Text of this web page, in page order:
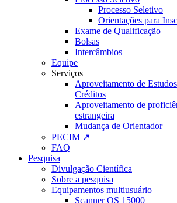
Processo Seletivo
Orientações para
Exame de Qualificação
Bolsas
Intercâmbios
Equipe
Serviços
Aproveitamento de
Créditos
Aproveitamento de
estrangeira
Mudança de Orientador
PECIM ↗
FAQ
Pesquisa
Divulgação Científica
Sobre a pesquisa
Equipamentos multiusuário
Scanner OS 15000